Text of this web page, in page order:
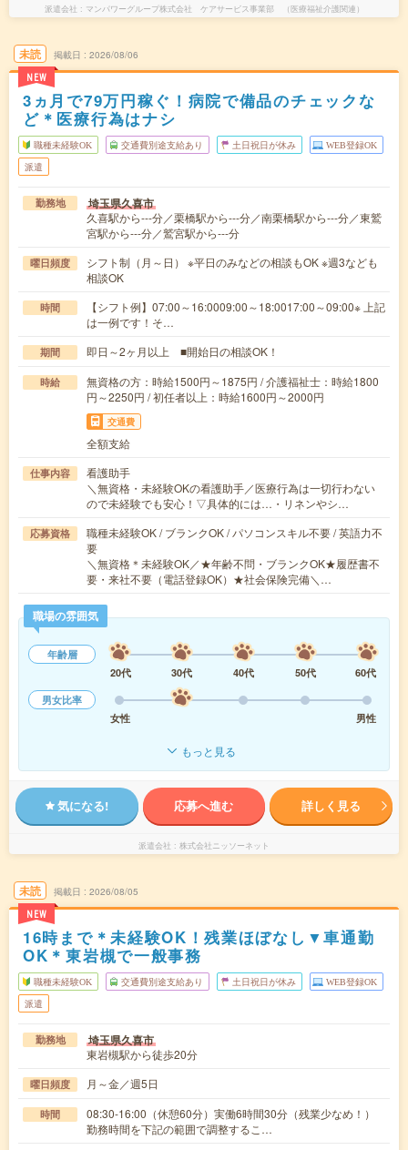
派遣会社 マンパワーグループ株式会社 ケアサービス事業部 （医療福祉介護関連）
未読
NEW
掲載日 2026/08/06
3ヵ月で79万円稼ぐ！病院で備品のチェックな
ど＊医療行為はナシ
職種未経験OK 交通費別途支給あり 土日祝日が休み WEB登録OK
派遣
勤務地 埼玉県久喜市
久喜駅から---分／栗橋駅から---分／南栗橋駅から---分／東鷲
宮駅から---分／鷲宮駅から---分
曜日頻度
シフト制（月～日） ※平日のみなどの相談もOK ※週3なども
相談OK
時間
【シフト例】07:00～16:0009:00～18:0017:00～09:00※ 上記
は一例です！そ…
期間 即日～2ヶ月以上 ■開始日の相談OK！
時給
無資格の方：時給1500円～1875円 / 介護福祉士：時給1800
円～2250円 / 初任者以上：時給1600円～2000円
交通費
全額支給
仕事内容
看護助手
＼無資格・未経験OKの看護助手／医療行為は一切行わない
ので未経験でも安心！▽具体的には…・リネンやシ…
応募資格
職種未経験OK / ブランクOK / パソコンスキル不要 / 英語力不
要
＼無資格＊未経験OK／★年齢不問・ブランクOK★履歴書不
要・来社不要（電話登録OK）★社会保険完備＼…
職場の雰囲気
年齢層
20代
30代 40代 50代
60代
男女比率
女性
男性
もっと見る
気になる! 応募へ進む 詳しく見る
派遣会社 株式会社ニッソーネット
未読
NEW
掲載日 2026/08/05
16時まで＊未経験OK！残業ほぼなし▼車通勤
OK＊東岩槻で一般事務
職種未経験OK 交通費別途支給あり 土日祝日が休み WEB登録OK
派遣
勤務地 埼玉県久喜市
東岩槻駅から徒歩20分
曜日頻度 月～金／週5日
時間
08:30-16:00（休憩60分）実働6時間30分（残業少なめ！）
勤務時間を下記の範囲で調整するこ…